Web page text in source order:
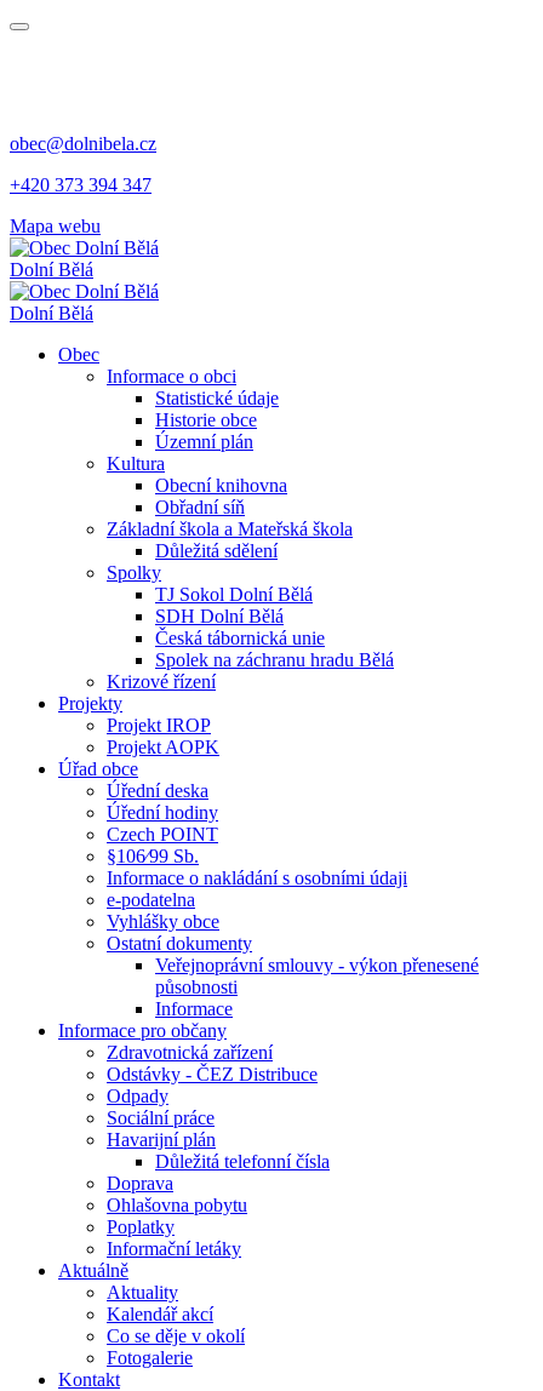
obec@dolnibela.cz
+420 373 394 347
Mapa webu
Dolní Bělá
Dolní Bělá
Obec
Informace o obci
Statistické údaje
Historie obce
Územní plán
Kultura
Obecní knihovna
Obřadní síň
Základní škola a Mateřská škola
Důležitá sdělení
Spolky
TJ Sokol Dolní Bělá
SDH Dolní Bělá
Česká tábornická unie
Spolek na záchranu hradu Bělá
Krizové řízení
Projekty
Projekt IROP
Projekt AOPK
Úřad obce
Úřední deska
Úřední hodiny
Czech POINT
§106⁄99 Sb.
Informace o nakládání s osobními údaji
e-podatelna
Vyhlášky obce
Ostatní dokumenty
Veřejnoprávní smlouvy - výkon přenesené
působnosti
Informace
Informace pro občany
Zdravotnická zařízení
Odstávky - ČEZ Distribuce
Odpady
Sociální práce
Havarijní plán
Důležitá telefonní čísla
Doprava
Ohlašovna pobytu
Poplatky
Informační letáky
Aktuálně
Aktuality
Kalendář akcí
Co se děje v okolí
Fotogalerie
Kontakt